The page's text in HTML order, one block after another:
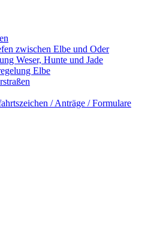
zwi­schen El­be und Oder
We­ser, Hun­te und Ja­de
El­be
/ An­trä­ge / For­mu­la­re